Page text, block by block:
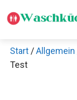
Inhalt
Start /Allgemein
Test